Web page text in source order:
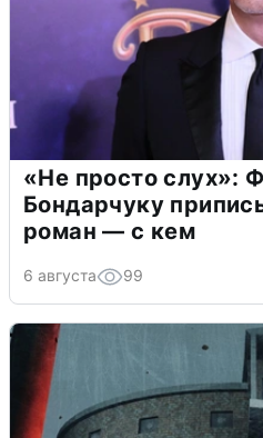
«Не просто слух»:
Бондарчуку
роман — с кем
6 августа 99